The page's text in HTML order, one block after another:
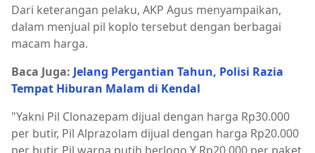
Dari keterangan pelaku, AKP Agus menyampaikan,
dalam menjual pil koplo tersebut dengan berbagai
macam harga.
Baca Juga: Jelang Pergantian Tahun, Polisi Razia
Tempat Hiburan Malam di Kendal
"Yakni Pil Clonazepam dijual dengan harga Rp30.000
per butir, Pil Alprazolam dijual dengan harga Rp20.000